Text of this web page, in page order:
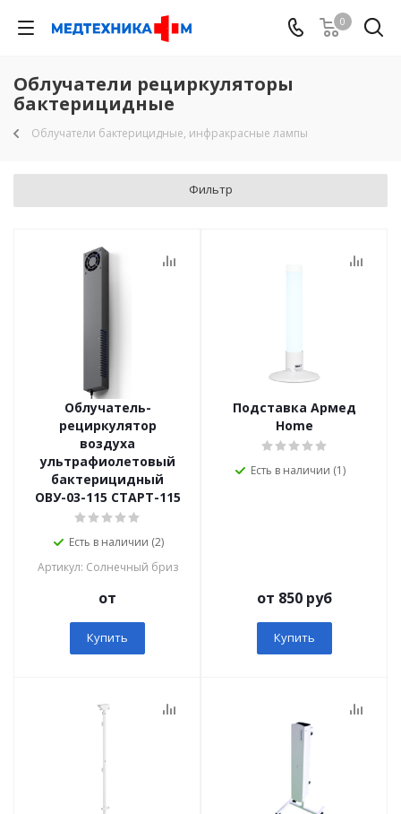
0
Облучатели рециркуляторы
бактерицидные
Облучатели бактерицидные, инфракрасные лампы
Фильтр
Облучатель-
рециркулятор
воздуха
ультрафиолетовый
бактерицидный
ОВУ-03-115 СТАРТ-115
Есть в наличии (2)
Артикул: Солнечный бриз
от
Купить
Подставка Армед
Home
Есть в наличии (1)
от 850 руб
Купить